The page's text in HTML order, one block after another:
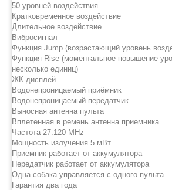
50 уровней воздействия
Кратковременное воздействие
Длительное воздействие
Вибросигнал
Функция Jump (возрастающий уровень
Функция Rise (моментальное повышение
несколько единиц)
ЖК-дисплей
Водонепроницаемый приёмник
Водонепроницаемый передатчик
Выносная антенна пульта
Вплетенная в ремень антенна приемника
Частота 27.120 MHz
Мощность излучения 5 мВт
Приемник работает от аккумулятора
Передатчик работает от аккумулятора
Одна собака управляется с одного пульта
Гарантия два года